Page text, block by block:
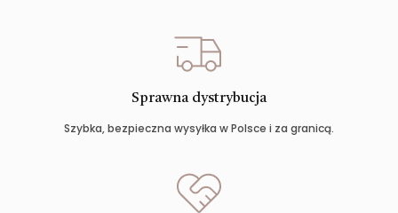
Sprawna dystrybucja
Szybka, bezpieczna wysyłka w Polsce i za granicą.